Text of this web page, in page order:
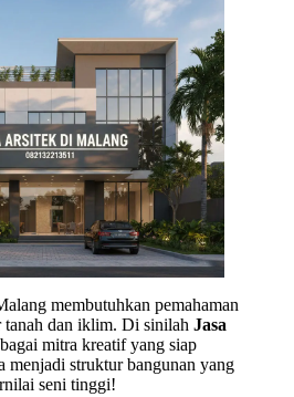
membutuhkan pemahaman
tanah dan iklim. Di sinilah Jasa
mitra kreatif yang siap
menjadi struktur bangunan yang
seni tinggi!